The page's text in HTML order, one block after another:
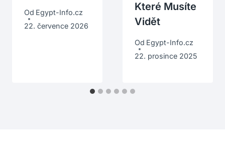
Od Egypt-Info.cz
22. července 2026
Které Musíte
Vidět
Od Egypt-Info.cz
22. prosince 2025